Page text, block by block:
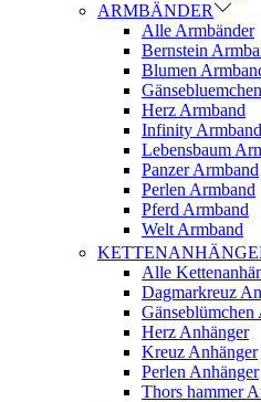
ARMBÄNDER
Alle Armbänder
Bernstein
Blumen
Herz Armband
Infinity Armband
Lebensbaum
Panzer Armband
Perlen Armband
Pferd Armband
Welt Armband
Alle
Dagmarkreuz
Gänseblümchen
Herz Anhänger
Kreuz Anhänger
Perlen Anhänger
Thors hammer